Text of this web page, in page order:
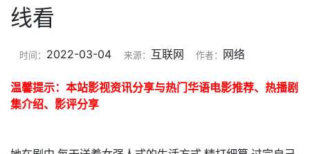
线看
时间： 2022-03-04 来源： 互联网 作者： 网络
温馨提示：本站影视资讯分享与热门华语电影推荐、热播剧
集介绍、影评分享